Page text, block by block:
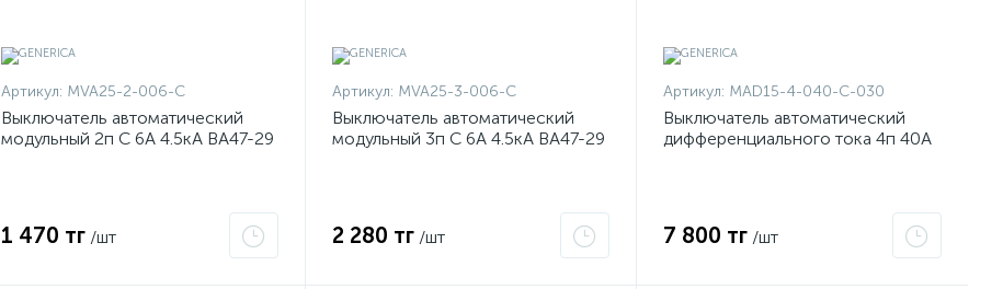
Артикул: MVA25-2-006-C
Выключатель автоматический
модульный 2п C 6А 4.5кА ВА47-29
1 470 тг /шт
Артикул: MVA25-3-006-C
Выключатель автоматический
модульный 3п C 6А 4.5кА ВА47-29
2 280 тг /шт
Артикул: MAD15-4-040-C-030
Выключатель автоматический
дифференциального тока 4п 40А
7 800 тг /шт